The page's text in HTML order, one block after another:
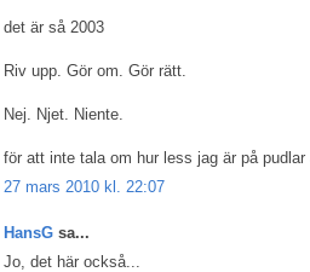
det är så 2003
Riv upp. Gör om. Gör rätt.
Nej. Njet. Niente.
för att inte tala om hur less jag är på
27 mars 2010 kl. 22:07
HansG sa...
Jo, det här också...